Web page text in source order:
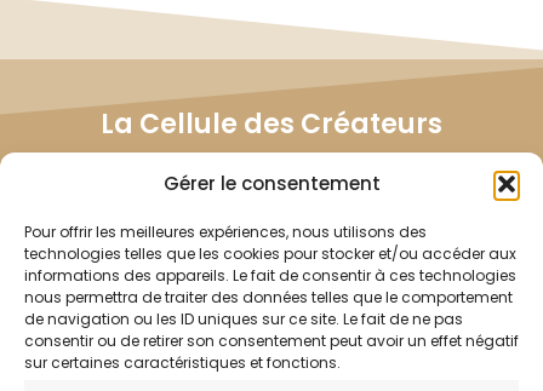
Gérer le consentement
Pour offrir les meilleures expériences, nous utilisons des
technologies telles que les cookies pour stocker et/ou accéder aux
informations des appareils. Le fait de consentir à ces technologies
nous permettra de traiter des données telles que le comportement
de navigation ou les ID uniques sur ce site. Le fait de ne pas
consentir ou de retirer son consentement peut avoir un effet négatif
sur certaines caractéristiques et fonctions.
La Cellule des Créateurs
Rejoignez la Cellule des Créateurs et influencez
Ensemble, nous bâtissons des contenus qui vous
ressemblent.
S'INSCRIRE